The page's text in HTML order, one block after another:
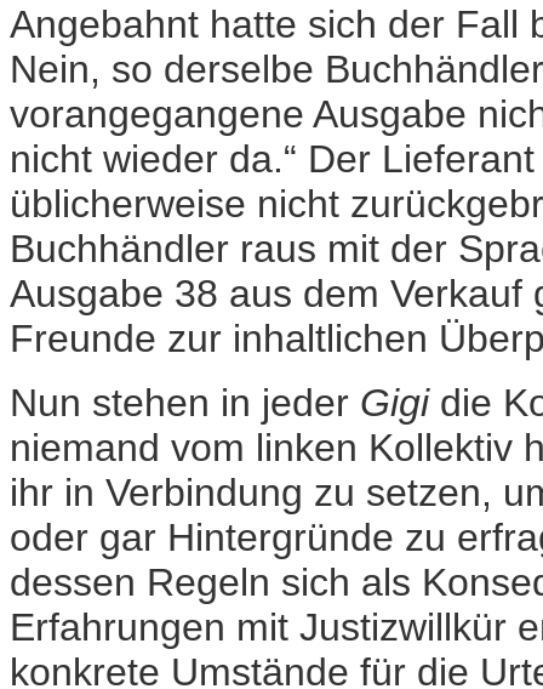
Angebahnt hatte sich der Fall
Nein, so derselbe
vorangegangene Ausgabe
nicht wieder da.“ Der
üblicherweise nicht
Buchhändler raus mit der
Ausgabe 38 aus dem
Freunde zur inhaltlichen
Nun stehen in jeder Gigidie
niemand vom linken Kollektiv
ihr in Verbindung zu setzen,
oder gar Hintergründe zu
dessen Regeln sich als
Erfahrungen mit Justizwillkür
konkrete Umstände für die